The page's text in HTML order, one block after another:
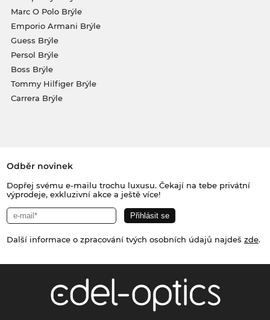
Marc O Polo Brýle
Emporio Armani Brýle
Guess Brýle
Persol Brýle
Boss Brýle
Tommy Hilfiger Brýle
Carrera Brýle
Odběr novinek
Dopřej svému e-mailu trochu luxusu. Čekají na tebe privátní
výprodeje, exkluzivní akce a ještě více!
Další informace o zpracování tvých osobních údajů najdeš zde.